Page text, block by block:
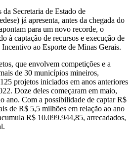
da Secretaria de Estado de
já apresenta, antes da chegada do
para um novo recorde, o
à captação de recursos e execução de
ao Esporte de Minas Gerais.
que envolvem competições e a
de 30 municípios mineiros,
projetos iniciados em anos anteriores
Doze deles começaram em maio,
ano. Com a possibilidade de captar R$
de R$ 5,5 milhões em relação ao ano
R$ 10.099.944,85, arrecadados,